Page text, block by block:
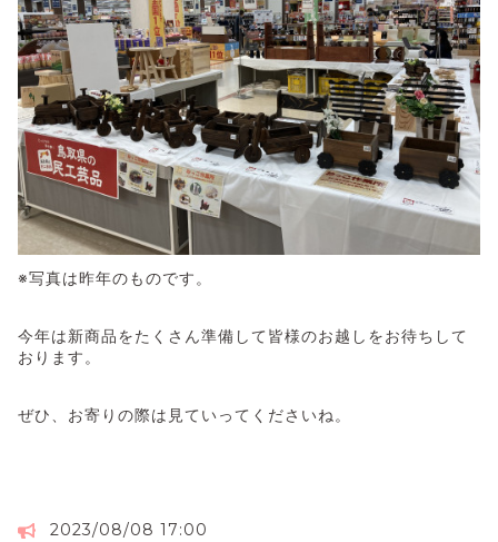
※写真は昨年のものです。
今年は新商品をたくさん準備して皆様のお越しをお待ちして
おります。
ぜひ、お寄りの際は見ていってくださいね。
2023/08/08 17:00